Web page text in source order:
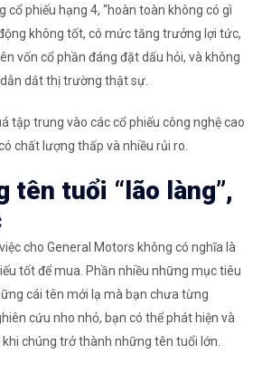
cổ phiếu hạng 4, “hoàn toàn không có gì
không tốt, có mức tăng trưởng lợi tức,
vốn cổ phần đáng đặt dấu hỏi, và không
dắt thị trường thật sự.
tập trung vào các cổ phiếu công nghệ cao
chất lượng thấp và nhiều rủi ro.
tên tuổi “lão làng”,
cho General Motors không có nghĩa là
tốt để mua. Phần nhiều những mục tiêu
cái tên mới lạ mà bạn chưa từng
cứu nho nhỏ, bạn có thể phát hiện và
chúng trở thành những tên tuổi lớn.